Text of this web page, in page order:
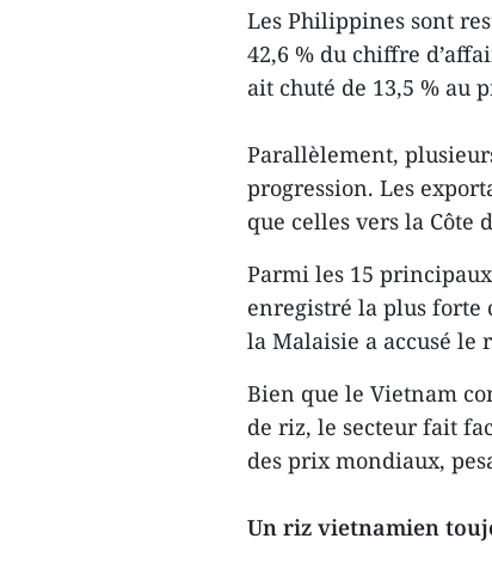
Les Philippines sont
42,6 % du chiffre
ait chuté de 13,5 % au
Parallèlement,
progression. Les
que celles vers la Côte
Parmi les 15
enregistré la plus forte
la Malaisie a accusé le
Bien que le Vietnam
de riz, le secteur fait
des prix mondiaux,
Un riz vietnamien